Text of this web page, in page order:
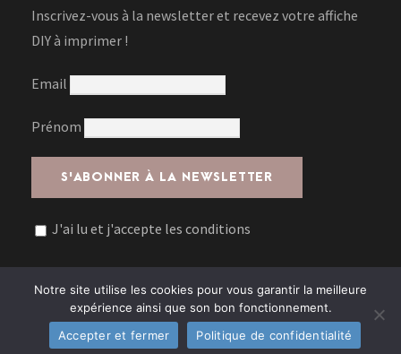
Inscrivez-vous à la newsletter et recevez votre affiche
DIY à imprimer !
Email
Prénom
J'ai lu et j'accepte les conditions
Notre site utilise les cookies pour vous garantir la meilleure
expérience ainsi que son bon fonctionnement.
Accepter et fermer
Politique de confidentialité